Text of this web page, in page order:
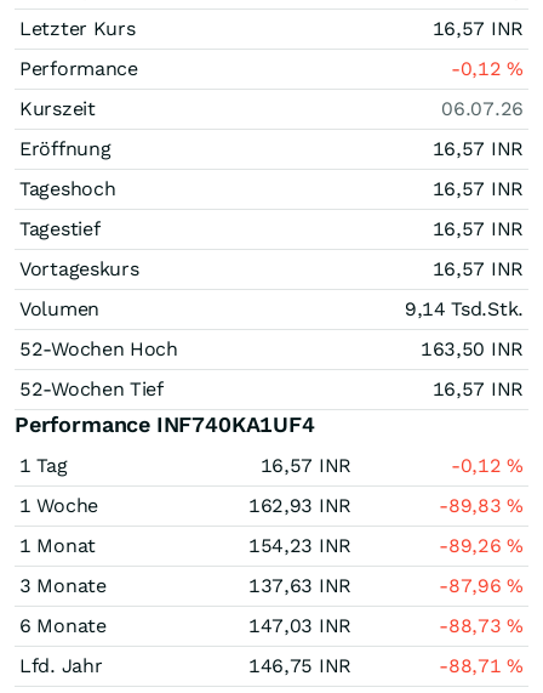
Letzter Kurs
16,57 INR
Performance
-0,12%
Kurszeit
06.07.26
Eröffnung
16,57 INR
Tageshoch
16,57 INR
Tagestief
16,57 INR
Vortageskurs
16,57 INR
Volumen
9,14 Tsd.Stk.
52-Wochen Hoch
163,50 INR
52-Wochen Tief
16,57 INR
Performance INF740KA1UF4
1 Tag 16,57 INR -0,12%
1 Woche
162,93 INR -89,83%
1 Monat
154,23 INR -89,26%
3 Monate
137,63 INR -87,96%
6 Monate
147,03 INR -88,73%
Lfd. Jahr
146,75 INR -88,71%